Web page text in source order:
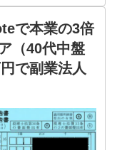
で本業の3倍
（40代中盤
で副業法人